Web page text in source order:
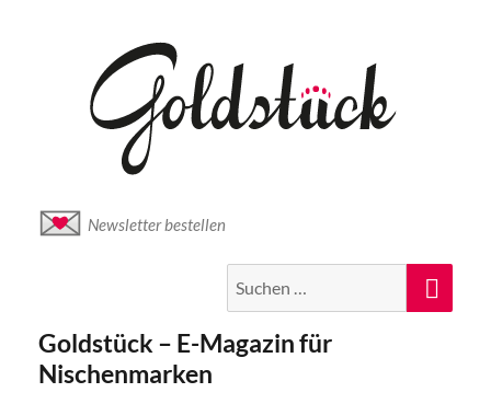
Newsletter bestellen
nach:
Goldstück – E-Magazin für
Nischenmarken